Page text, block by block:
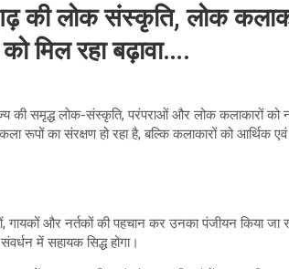
की लोक संस्कृति, लोक
मिल रहा बढ़ावा….
की समृद्ध लोक-संस्कृति, परंपराओं और लोक कलाकारों
रूपों का संरक्षण हो रहा है, बल्कि कलाकारों को आर्थिक
गायकों और नर्तकों की पहचान कर उनका पंजीयन किया
में सहायक सिद्ध होगा।